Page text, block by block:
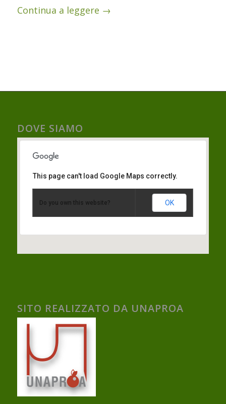
Continua a leggere →
DOVE SIAMO
This page can't load Google Maps correctly.
Do you own this website? OK
SITO REALIZZATO DA UNAPROA